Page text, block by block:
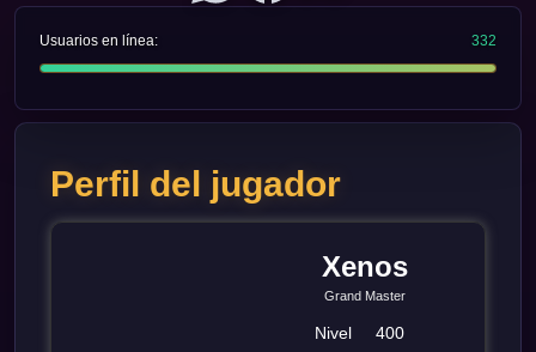
Usuarios en línea: 332
Perfil del jugador
Xenos
Grand Master
Nivel
400